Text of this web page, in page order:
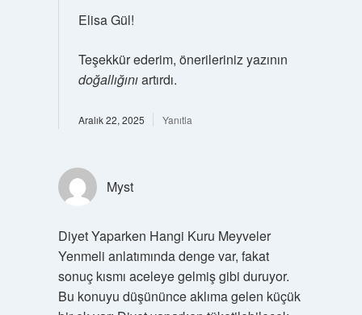
Elisa Gül!
Teşekkür ederim, önerileriniz yazının
doğallığınıartırdı.
Aralık 22, 2025 Yanıtla
Myst
Diyet Yaparken Hangi Kuru Meyveler
Yenmeli anlatımında denge var, fakat
sonuç kısmı aceleye gelmiş gibi duruyor.
Bu konuyu düşününce aklıma gelen küçük